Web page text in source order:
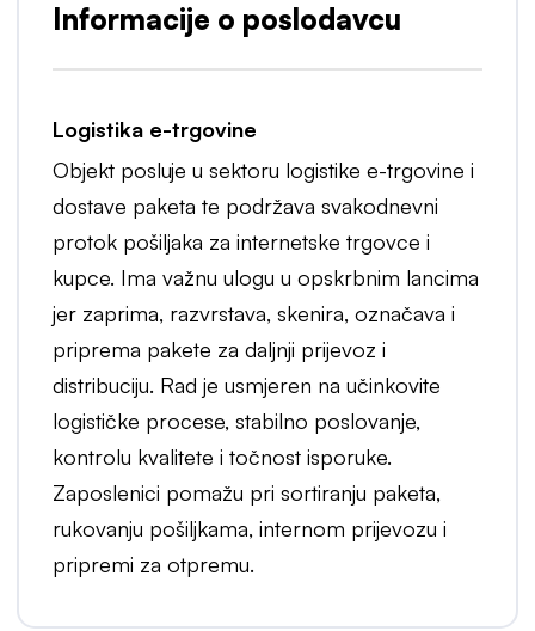
Informacije o poslodavcu
Logistika e-trgovine
Objekt posluje u sektoru logistike e-trgovine i
dostave paketa te podržava svakodnevni
protok pošiljaka za internetske trgovce i
kupce. Ima važnu ulogu u opskrbnim lancima
jer zaprima, razvrstava, skenira, označava i
priprema pakete za daljnji prijevoz i
distribuciju. Rad je usmjeren na učinkovite
logističke procese, stabilno poslovanje,
kontrolu kvalitete i točnost isporuke.
Zaposlenici pomažu pri sortiranju paketa,
rukovanju pošiljkama, internom prijevozu i
pripremi za otpremu.